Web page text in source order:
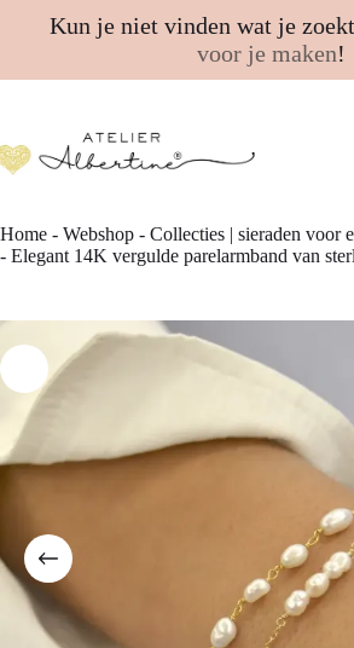
Kun je niet vinden wat je
voor je maken!
de
Home - Webshop - Collecties | sieraden voor
- Elegant 14K vergulde parelarmband van